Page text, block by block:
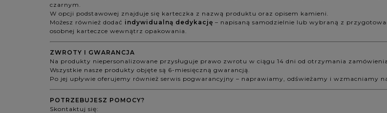
czarnym.
W opcji podstawowej znajduje się karteczka z nazwą produktu oraz opisem kamieni.
Możesz również dodać indywidualną dedykację – napisaną samodzielnie lub wybraną z
osobnej karteczce wewnątrz opakowania.
ZWROTY I GWARANCJA
Na produkty niepersonalizowane przysługuje prawo zwrotu w ciągu 14 dni od otrzymania zamówienia.
Wszystkie nasze produkty objęte są 6-miesięczną gwarancją.
Po jej upływie oferujemy również serwis pogwarancyjny – naprawiamy, odświeżamy i wzmacniamy
POTRZEBUJESZ POMOCY?
Skontaktuj się: